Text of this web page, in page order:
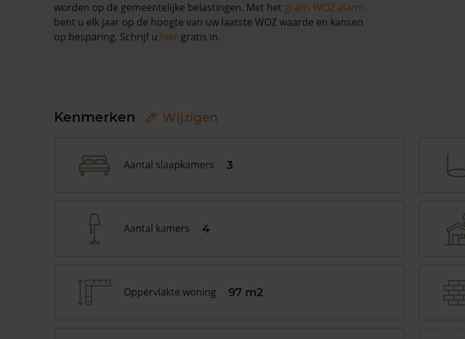
worden op de gemeentelijke belastingen. Met het gratis WOZ alarm
bent u elk jaar op de hoogte van uw laatste WOZ waarde en kansen
op besparing. Schrijf u hier gratis in.
Kenmerken Wijzigen
Aantal slaapkamers 3
Aantal kamers 4
Oppervlakte woning 97 m2